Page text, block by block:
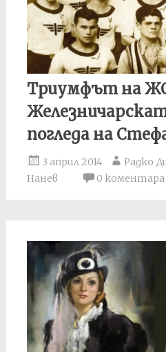
Триумфът на
погледа на
3 април 2014
Радко
Нанев
0 коментара